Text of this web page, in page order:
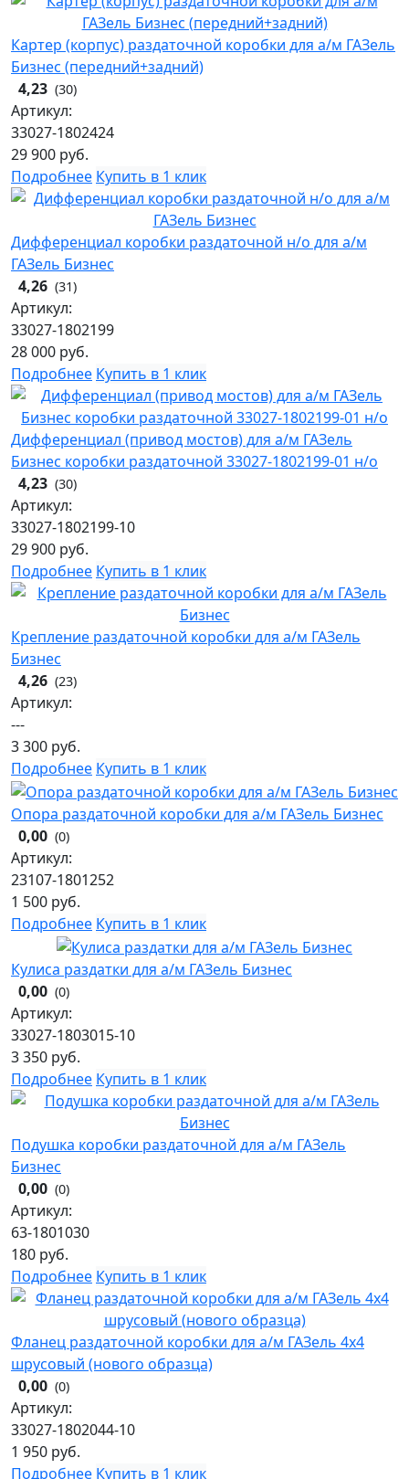
Картер (корпус) раздаточной коробки для а/м ГАЗель
Бизнес (передний+задний)
4,23 (30)
Артикул:
33027-1802424
29 900 руб.
Подробнее Купить в 1 клик
Дифференциал коробки раздаточной н/о для а/м
ГАЗель Бизнес
4,26 (31)
Артикул:
33027-1802199
28 000 руб.
Подробнее Купить в 1 клик
Дифференциал (привод мостов) для а/м ГАЗель
Бизнес коробки раздаточной 33027-1802199-01 н/о
4,23 (30)
Артикул:
33027-1802199-10
29 900 руб.
Подробнее Купить в 1 клик
Крепление раздаточной коробки для а/м ГАЗель
Бизнес
4,26 (23)
Артикул:
---
3 300 руб.
Подробнее Купить в 1 клик
Опора раздаточной коробки для а/м ГАЗель Бизнес
0,00 (0)
Артикул:
23107-1801252
1 500 руб.
Подробнее Купить в 1 клик
Кулиса раздатки для а/м ГАЗель Бизнес
0,00 (0)
Артикул:
33027-1803015-10
3 350 руб.
Подробнее Купить в 1 клик
Подушка коробки раздаточной для а/м ГАЗель
Бизнес
0,00 (0)
Артикул:
63-1801030
180 руб.
Подробнее Купить в 1 клик
Фланец раздаточной коробки для а/м ГАЗель 4х4
шрусовый (нового образца)
0,00 (0)
Артикул:
33027-1802044-10
1 950 руб.
Подробнее Купить в 1 клик